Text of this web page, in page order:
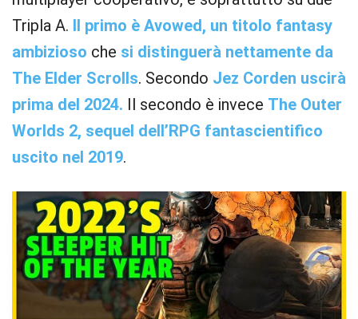
Tripla A. Il primo è Avowed, un titolo fantasy
ambizioso che si distinguerà nettamente da
The Elder Scrolls. Secondo Jez Corden uscirà
prima del 2024. Il secondo è invece The Outer
Worlds 2, sequel dell’RPG fantascientifico
uscito nel 2019.